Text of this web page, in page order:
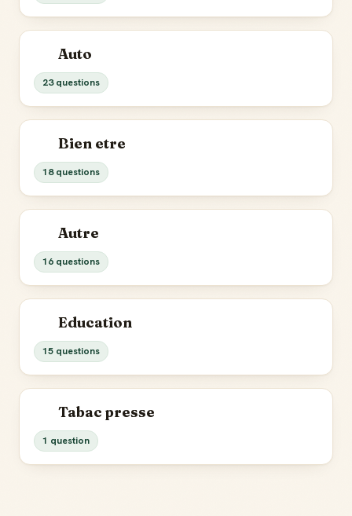
Auto
23 questions
Bien etre
18 questions
Autre
16 questions
Education
15 questions
Tabac presse
1 question